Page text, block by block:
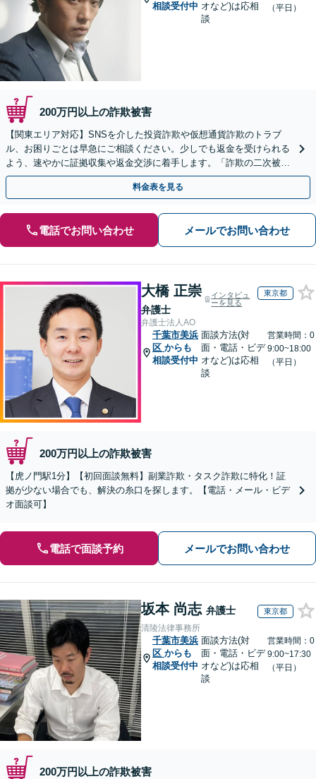
相談受付中 オなど)は応相
談
（平日）
200万円以上の詐欺被害
【関東エリア対応】SNSを介した投資詐欺や仮想通貨詐欺のトラブ
ル、お困りごとは早急にご相談ください。少しでも返金を受けられる
よう、速やかに証拠収集や返金交渉に着手します。「詐欺の二次被
害」のご相談も対応します【初回相談無料】【Web相談可】
料金表を見る
電話でお問い合わせ メールでお問い合わせ
大橋 正崇
弁護士
インタビュ
ーを見る
東京都
弁護士法人AO
千葉市美浜
区 からも
相談受付中
面談方法(対
面・電話・ビデ
オなど)は応相
談
営業時間：0
9:00~18:00
（平日）
200万円以上の詐欺被害
【虎ノ門駅1分】【初回面談無料】副業詐欺・タスク詐欺に特化！証
拠が少ない場合でも、解決の糸口を探します。【電話・メール・ビデ
オ面談可】
電話で面談予約 メールでお問い合わせ
坂本 尚志 弁護士 東京都
清陵法律事務所
千葉市美浜
区 からも
相談受付中
面談方法(対
面・電話・ビデ
オなど)は応相
談
営業時間：0
9:00~17:30
（平日）
200万円以上の詐欺被害